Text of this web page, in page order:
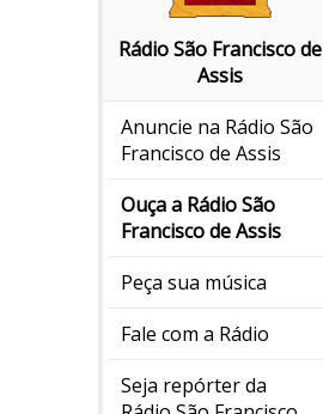
Rádio São Francisco de
Assis
Anuncie na Rádio São
Francisco de Assis
Ouça a Rádio São
Francisco de Assis
Peça sua música
Fale com a Rádio
Seja repórter da